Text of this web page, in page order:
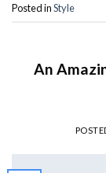
Posted inStyle
An